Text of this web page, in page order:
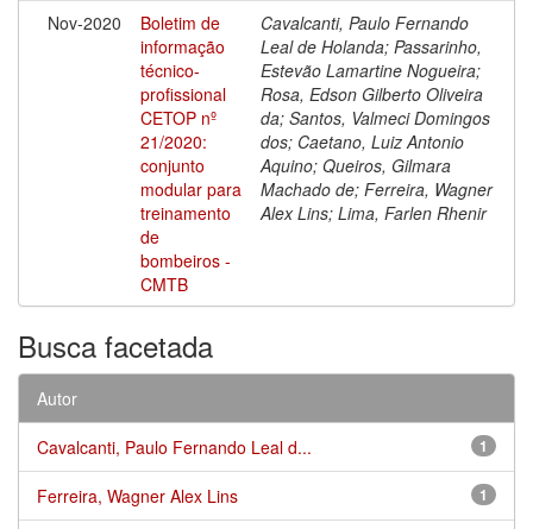
Nov-2020
Boletim de
informação
técnico-
profissional
CETOP nº
21/2020:
conjunto
modular para
treinamento
de
bombeiros -
CMTB
Cavalcanti, Paulo Fernando
Leal de Holanda; Passarinho,
Estevão Lamartine Nogueira;
Rosa, Edson Gilberto Oliveira
da; Santos, Valmeci Domingos
dos; Caetano, Luiz Antonio
Aquino; Queiros, Gilmara
Machado de; Ferreira, Wagner
Alex Lins; Lima, Farlen Rhenir
Busca facetada
Autor
1
Cavalcanti, Paulo Fernando Leal d...
1
Ferreira, Wagner Alex Lins